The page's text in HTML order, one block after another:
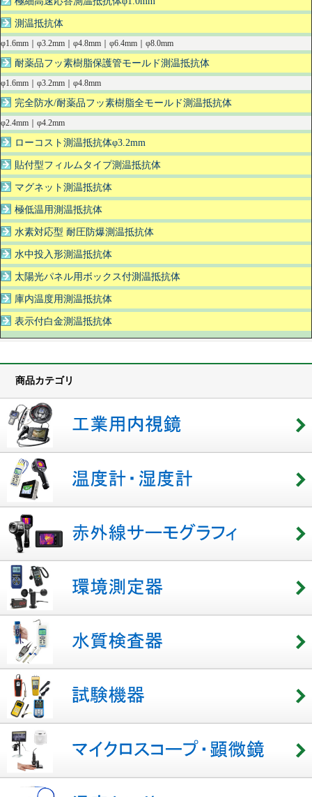
測温抵抗体
φ1.6mm｜φ3.2mm｜φ4.8mm｜φ6.4mm｜φ8.0mm
耐薬品フッ素樹脂保護管モールド測温抵抗体
φ1.6mm｜φ3.2mm｜φ4.8mm
完全防水/耐薬品フッ素樹脂全モールド測温抵抗体
φ2.4mm｜φ4.2mm
ローコスト測温抵抗体φ3.2mm
貼付型フィルムタイプ測温抵抗体
マグネット測温抵抗体
極低温用測温抵抗体
水素対応型 耐圧防爆測温抵抗体
水中投入形測温抵抗体
太陽光パネル用ボックス付測温抵抗体
庫内温度用測温抵抗体
表示付白金測温抵抗体
商品カテゴリ